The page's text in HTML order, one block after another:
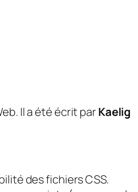
Il a été écrit par Kaelig
des fichiers CSS.